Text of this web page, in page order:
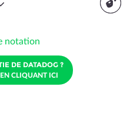
notation
DE DATADOG ?
CLIQUANT ICI